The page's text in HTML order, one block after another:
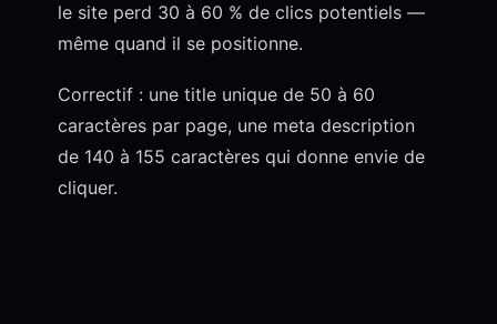
le site perd 30 à 60 % de clics potentiels —
même quand il se positionne.
Correctif : une title unique de 50 à 60
caractères par page, une meta description
de 140 à 155 caractères qui donne envie de
cliquer.